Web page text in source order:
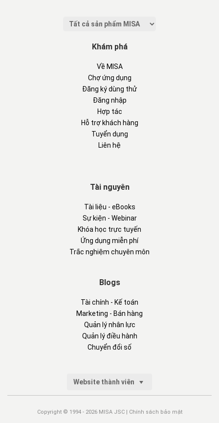
Khám phá
Về MISA
Chợ ứng dụng
Đăng ký dùng thử
Đăng nhập
Hợp tác
Hỗ trợ khách hàng
Tuyển dụng
Liên hệ
Tài nguyên
Tài liệu - eBooks
Sự kiện - Webinar
Khóa học trực tuyến
Ứng dụng miễn phí
Trắc nghiệm chuyên môn
Blogs
Tài chính - Kế toán
Marketing - Bán hàng
Quản lý nhân lực
Quản lý điều hành
Chuyển đổi số
Website thành viên
Copyright © 1994 - 2026 MISA JSC | Chính sách bảo mật